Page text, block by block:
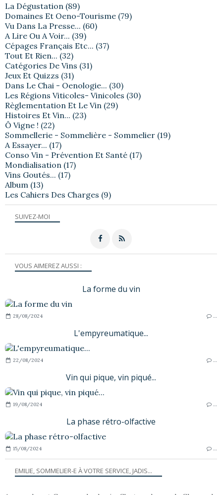
SUIVEZ-MOI
VOUS AIMEREZ AUSSI :
La forme du vin
28/08/2024
L'empyreumatique...
22/08/2024
Vin qui pique, vin piqué...
19/08/2024
La phase rétro-olfactive
15/08/2024
La Dégustation (89)
Domaines Et Oeno-Tourisme (79)
Vu Dans La Presse... (60)
A Lire Ou A Voir... (39)
Cépages Français Etc... (37)
Tout Et Rien... (32)
Catégories De Vins (31)
Jeux Et Quizzs (31)
Dans Le Chai - Oenologie... (30)
Les Régions Viticoles- Vinicoles (30)
Règlementation Et Le Vin (29)
Histoires Et Vin... (23)
Ô Vigne ! (22)
Sommellerie - Sommelière - Sommelier (19)
A Essayer... (17)
Conso Vin - Prévention Et Santé (17)
Mondialisation (17)
Vins Goutés... (17)
Album (13)
Les Cahiers Des Charges (9)
EMILIE, SOMMELIER-E À VOTRE SERVICE, JADIS...